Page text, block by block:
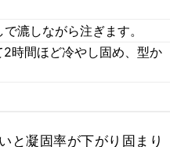
漉しながら注ぎます。
時間ほど冷やし固め、型か
と凝固率が下がり固まり